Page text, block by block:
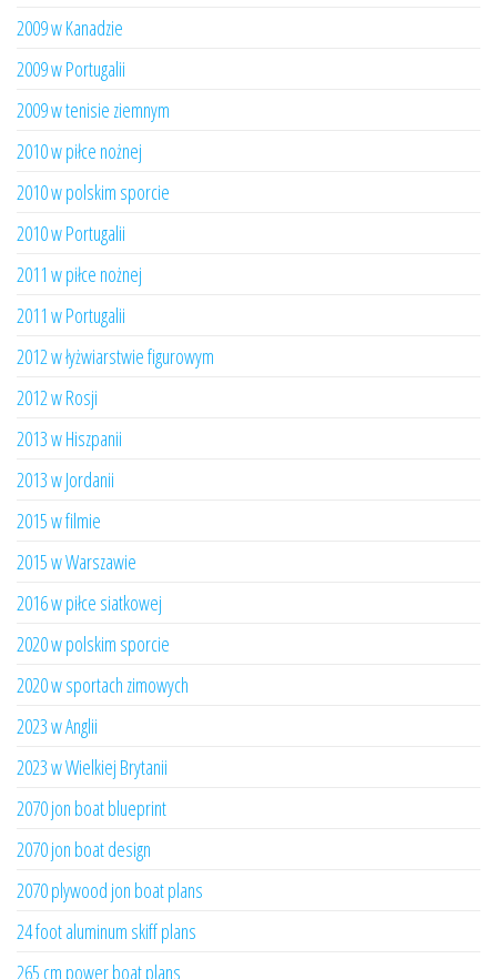
2009 w Kanadzie
2009 w Portugalii
2009 w tenisie ziemnym
2010 w piłce nożnej
2010 w polskim sporcie
2010 w Portugalii
2011 w piłce nożnej
2011 w Portugalii
2012 w łyżwiarstwie figurowym
2012 w Rosji
2013 w Hiszpanii
2013 w Jordanii
2015 w filmie
2015 w Warszawie
2016 w piłce siatkowej
2020 w polskim sporcie
2020 w sportach zimowych
2023 w Anglii
2023 w Wielkiej Brytanii
2070 jon boat blueprint
2070 jon boat design
2070 plywood jon boat plans
24 foot aluminum skiff plans
265 cm power boat plans